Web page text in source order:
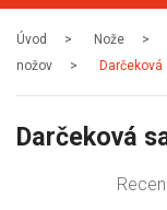
Úvod Nože
nožov
Darčeková